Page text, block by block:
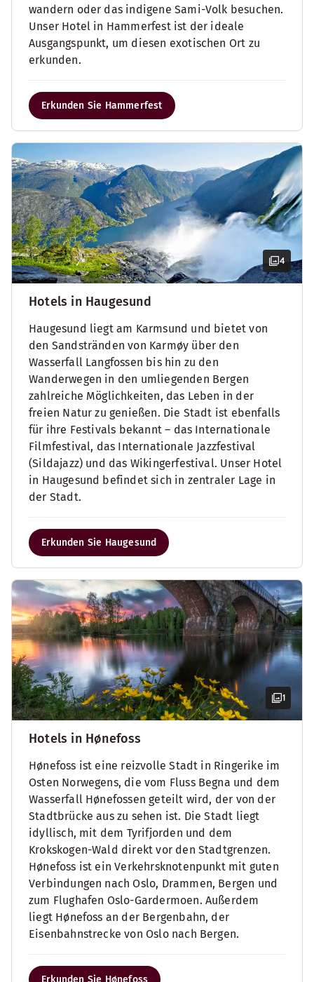
wandern oder das indigene Sami-Volk besuchen.
Unser Hotel in Hammerfest ist der ideale
Ausgangspunkt, um diesen exotischen Ort zu
erkunden.
Erkunden Sie Hammerfest
4
Hotels in Haugesund
Haugesund liegt am Karmsund und bietet von
den Sandstränden von Karmøy über den
Wasserfall Langfossen bis hin zu den
Wanderwegen in den umliegenden Bergen
zahlreiche Möglichkeiten, das Leben in der
freien Natur zu genießen. Die Stadt ist ebenfalls
für ihre Festivals bekannt – das Internationale
Filmfestival, das Internationale Jazzfestival
(Sildajazz) und das Wikingerfestival. Unser Hotel
in Haugesund befindet sich in zentraler Lage in
der Stadt.
Erkunden Sie Haugesund
1
Hotels in Hønefoss
Hønefoss ist eine reizvolle Stadt in Ringerike im
Osten Norwegens, die vom Fluss Begna und dem
Wasserfall Hønefossen geteilt wird, der von der
Stadtbrücke aus zu sehen ist. Die Stadt liegt
idyllisch, mit dem Tyrifjorden und dem
Krokskogen-Wald direkt vor den Stadtgrenzen.
Hønefoss ist ein Verkehrsknotenpunkt mit guten
Verbindungen nach Oslo, Drammen, Bergen und
zum Flughafen Oslo-Gardermoen. Außerdem
liegt Hønefoss an der Bergenbahn, der
Eisenbahnstrecke von Oslo nach Bergen.
Erkunden Sie Hønefoss